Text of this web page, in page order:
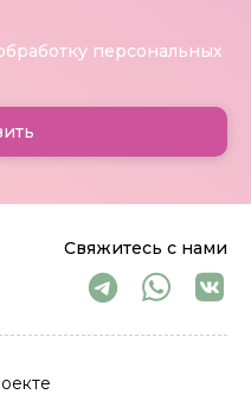
Свяжитесь с нами
персональных